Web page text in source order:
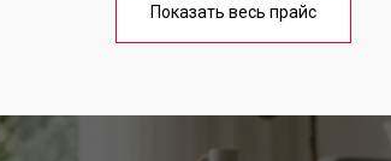
Показать весь прайс